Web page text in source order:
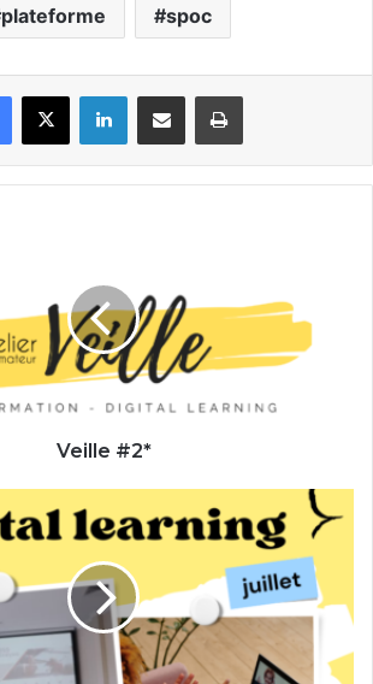
plateforme spoc
Facebook
X LinkedinPartager par email Imprimer
Veille #2*